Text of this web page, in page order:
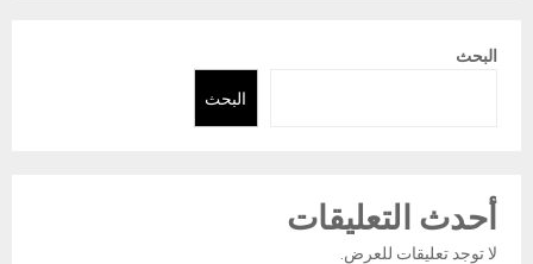
البحث
البحث
أحدث التعليقات
لا توجد تعليقات للعرض.